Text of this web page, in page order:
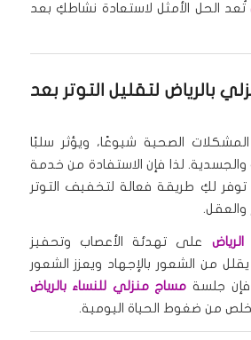
تُعد الحل الأمثل لاستعادة نشاطكِ بعد
بالرياض لتقليل التوتر بعد
الصحية شيوعًا، ويؤثر سلبًا
لذا فإن الاستفادة من خدمة
توفر لكِ طريقة فعالة لتخفيف التوتر
والعقل.
على تهدئة الأعصاب وتحفيز
يقلل من الشعور بالإجهاد ويعزز الشعور
فإن جلسة مساج منزلي للنساء بالرياض
من ضغوط الحياة اليومية.